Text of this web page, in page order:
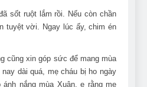
sốt ruột lắm rồi. Nếu còn chần
tuyệt vời. Ngay lúc ấy, chim én
cũng xin góp sức để mang mùa
dài quá, mẹ cháu bị ho ngày
ánh nắng mùa Xuân, e rằng mẹ